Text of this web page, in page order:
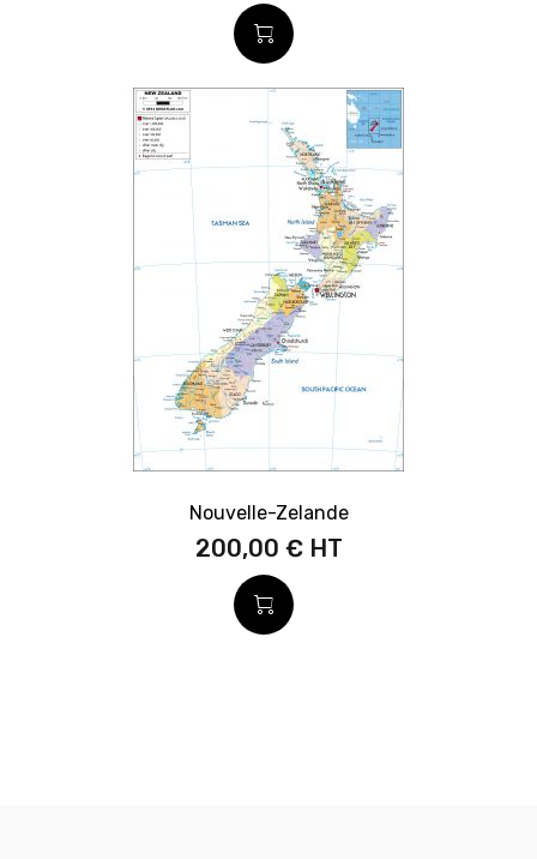
Nouvelle-Zelande
200,00 €